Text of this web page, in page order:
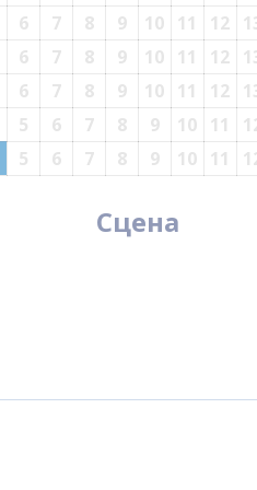
6 7 8 9 10 11 12
6 7 8 9 10 11 12
6 7 8 9 10 11 12
5 6 7 8 9 10 11
5 6 7 8 9 10 11
Сцена